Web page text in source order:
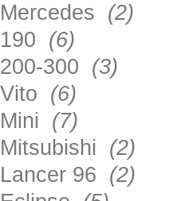
Mercedes (2)
190 (6)
200-300 (3)
Vito (6)
Mini (7)
Mitsubishi (2)
Lancer 96 (2)